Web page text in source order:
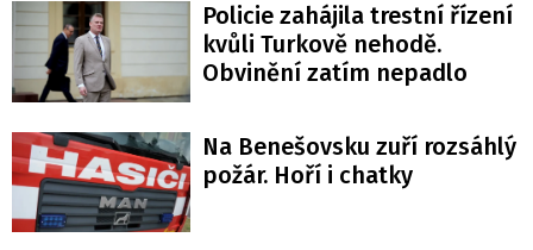
Policie zahájila trestní řízení
kvůli Turkově nehodě.
Obvinění zatím nepadlo
Na Benešovsku zuří rozsáhlý
požár. Hoří i chatky